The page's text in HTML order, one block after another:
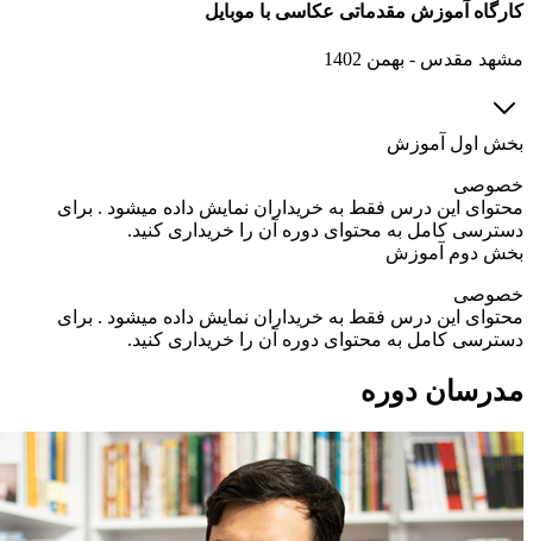
کارگاه آموزش مقدماتی عکاسی با موبایل
مشهد مقدس - بهمن 1402
بخش اول آموزش
خصوصی
محتوای این درس فقط به خریداران نمایش داده میشود . برای
دسترسی کامل به محتوای دوره آن را خریداری کنید.
بخش دوم آموزش
خصوصی
محتوای این درس فقط به خریداران نمایش داده میشود . برای
دسترسی کامل به محتوای دوره آن را خریداری کنید.
مدرسان دوره